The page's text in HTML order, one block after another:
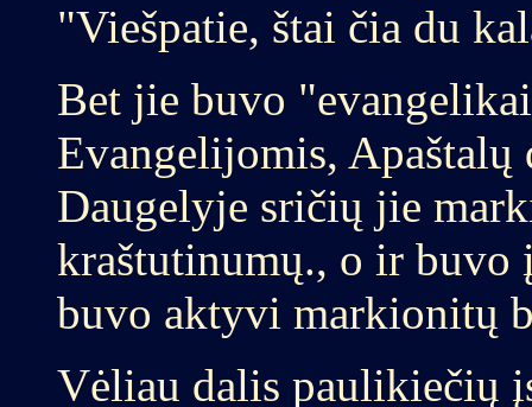
"Viešpatie, štai čia du
Bet jie buvo
Evangelijomis, Apaštalų
Daugelyje sričių jie
kraštutinumų., o ir buvo
buvo aktyvi markionitų
Vėliau dalis paulikiečių